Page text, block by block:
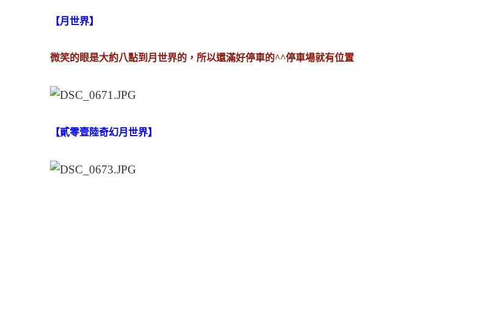
【月世界】
微笑的眼是大約八點到月世界的，所以還滿好停車的^^停車場就有位置
【貳零壹陸奇幻月世界】